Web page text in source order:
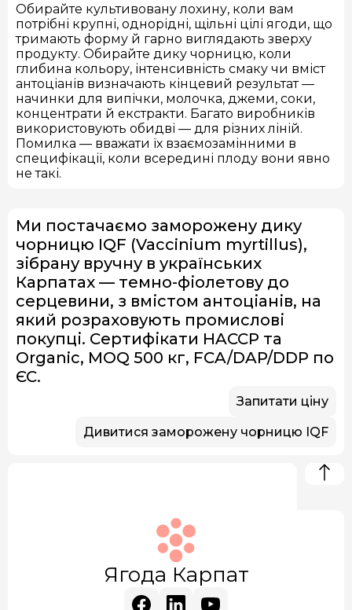
Обирайте культивовану лохину, коли вам
потрібні крупні, однорідні, щільні цілі ягоди, що
тримають форму й гарно виглядають зверху
продукту. Обирайте дику чорницю, коли
глибина кольору, інтенсивність смаку чи вміст
антоціанів визначають кінцевий результат —
начинки для випічки, молочка, джеми, соки,
концентрати й екстракти. Багато виробників
використовують обидві — для різних ліній.
Помилка — вважати їх взаємозамінними в
специфікації, коли всередині плоду вони явно
не такі.
Ми постачаємо заморожену дику
чорницю IQF (Vaccinium myrtillus),
зібрану вручну в українських
Карпатах — темно-фіолетову до
серцевини, з вмістом антоціанів, на
який розраховують промислові
покупці. Сертифікати HACCP та
Organic, MOQ 500 кг, FCA/DAP/DDP по
ЄС.
Запитати ціну
Дивитися заморожену чорницю IQF
Ягода Карпат